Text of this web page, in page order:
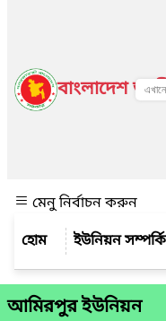
বাংলাদেশ
মেনু নির্বাচন করুন
ইউনিয়ন
আমিরপুর ইউনিয়ন